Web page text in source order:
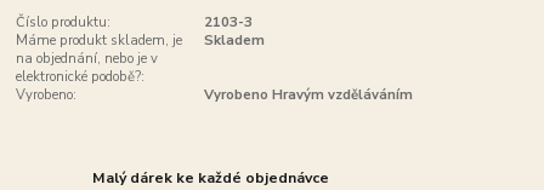
Číslo produktu:
2103-3
Máme produkt skladem, je
na objednání, nebo je v
elektronické podobě?:
Skladem
Vyrobeno: Vyrobeno Hravým vzděláváním
Malý dárek ke každé objednávce